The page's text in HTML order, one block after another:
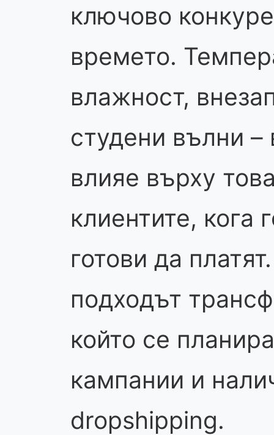
ключово
времето.
влажност,
студени вълни –
влияе върху
клиентите, кога
готови да
подходът
който се
кампании и
dropshipping.